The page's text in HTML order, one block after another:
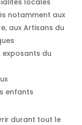
notamment aux
aux Artisans du
exposants du
enfants
durant tout le